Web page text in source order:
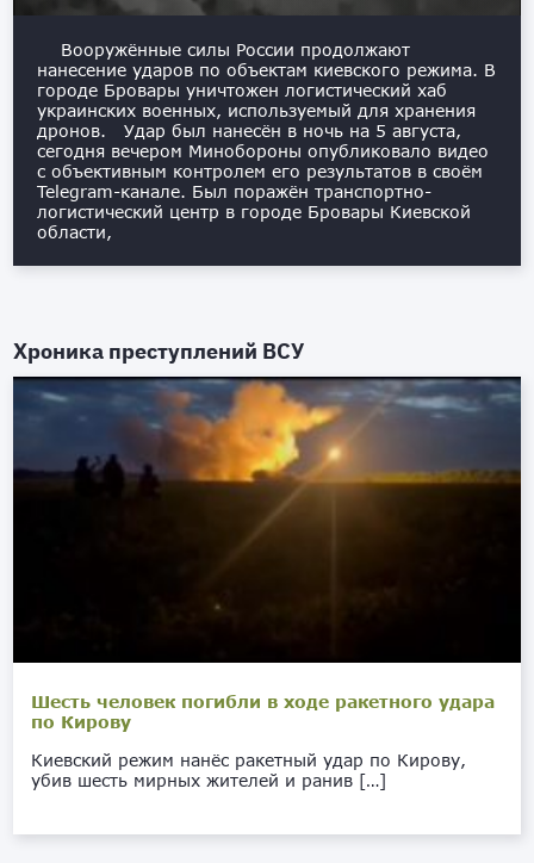
Вооружённые силы России продолжают
нанесение ударов по объектам киевского режима. В
городе Бровары уничтожен логистический хаб
украинских военных, используемый для хранения
дронов. Удар был нанесён в ночь на 5 августа,
сегодня вечером Минобороны опубликовало видео
с объективным контролем его результатов в своём
Telegram-канале. Был поражён транспортно-
логистический центр в городе Бровары Киевской
области,
Хроника преступлений ВСУ
Шесть человек погибли в ходе ракетного удара
по Кирову
Киевский режим нанёс ракетный удар по Кирову,
убив шесть мирных жителей и ранив […]